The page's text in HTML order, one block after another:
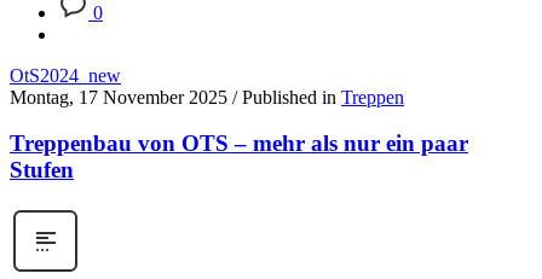
0
OtS2024_new
Montag, 17 November 2025 / Published in Treppen
Treppenbau von OTS – mehr als nur ein paar
Stufen